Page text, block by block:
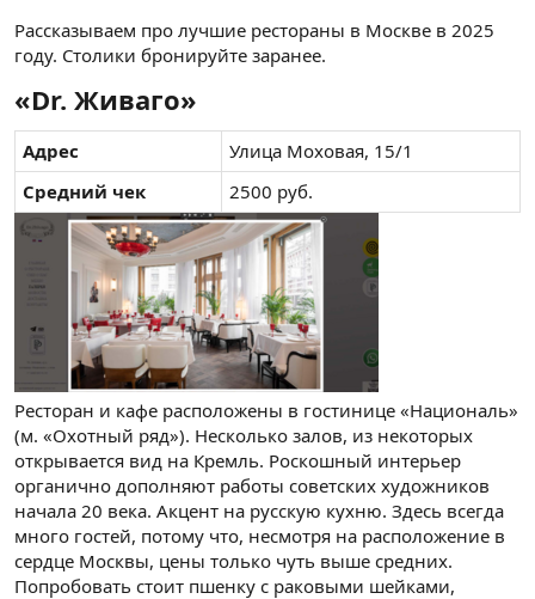
Рассказываем про лучшие рестораны в Москве в 2025
году. Столики бронируйте заранее.
«Dr. Живаго»​
Адрес
Улица Моховая, 15/1
Средний чек
2500 руб.
Ресторан и кафе расположены в гостинице «Националь»
(м. «Охотный ряд»). Несколько залов, из некоторых
открывается вид на Кремль. Роскошный интерьер
органично дополняют работы советских художников
начала 20 века. Акцент на русскую кухню. Здесь всегда
много гостей, потому что, несмотря на расположение в
сердце Москвы, цены только чуть выше средних.
Попробовать стоит пшенку с раковыми шейками,